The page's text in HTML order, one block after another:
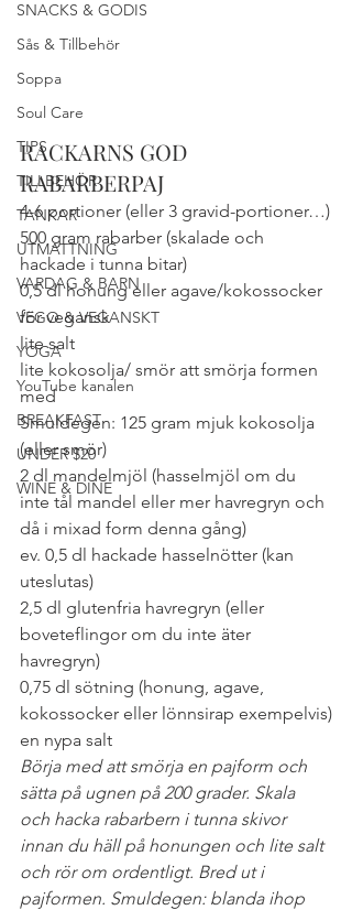
SNACKS & GODIS
Sås & Tillbehör
Soppa
Soul Care
TIPS
TILLBEHÖR
TANKAR
UTMATTNING
VARDAG & BARN
VEGO & VEGANSKT
YOGA
YouTube kanalen
BREAKFAST
UNDER $20
WINE & DINE
RACKARNS GOD
RABARBERPAJ
4-6 portioner (eller 3 gravid-portioner…)
500 gram rabarber (skalade och
hackade i tunna bitar)
0,5 dl honung eller agave/kokossocker
för vegansk
lite salt
lite kokosolja/ smör att smörja formen
med
Smuldegen: 125 gram mjuk kokosolja
(eller smör)
2 dl mandelmjöl (hasselmjöl om du
inte tål mandel eller mer havregryn och
då i mixad form denna gång)
ev. 0,5 dl hackade hasselnötter (kan
uteslutas)
2,5 dl glutenfria havregryn (eller
boveteflingor om du inte äter
havregryn)
0,75 dl sötning (honung, agave,
kokossocker eller lönnsirap exempelvis)
en nypa salt
Börja med att smörja en pajform och
sätta på ugnen på 200 grader. Skala
och hacka rabarbern i tunna skivor
innan du häll på honungen och lite salt
och rör om ordentligt. Bred ut i
pajformen. Smuldegen: blanda ihop